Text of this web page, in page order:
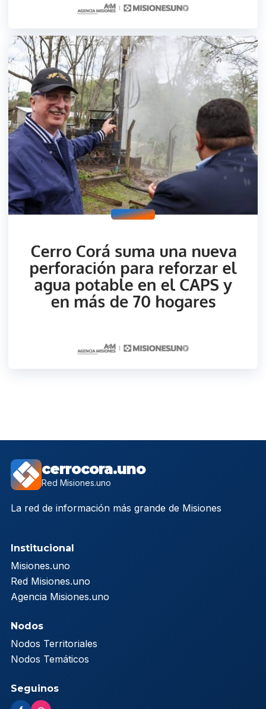
cerrocora.uno
Red Misiones.uno
La red de información más grande de Misiones
Institucional
Misiones.uno
Red Misiones.uno
Agencia Misiones.uno
Nodos
Nodos Territoriales
Nodos Temáticos
Seguinos